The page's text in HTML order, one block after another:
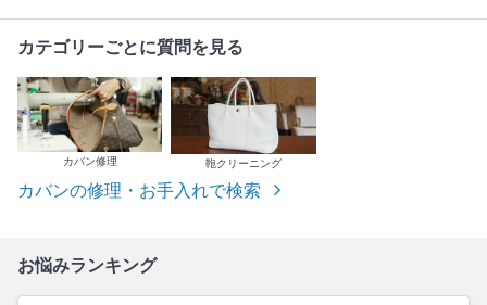
カテゴリーごとに質問を見る
カバン修理 鞄クリーニング
カバンの修理・お手入れで検索
お悩みランキング